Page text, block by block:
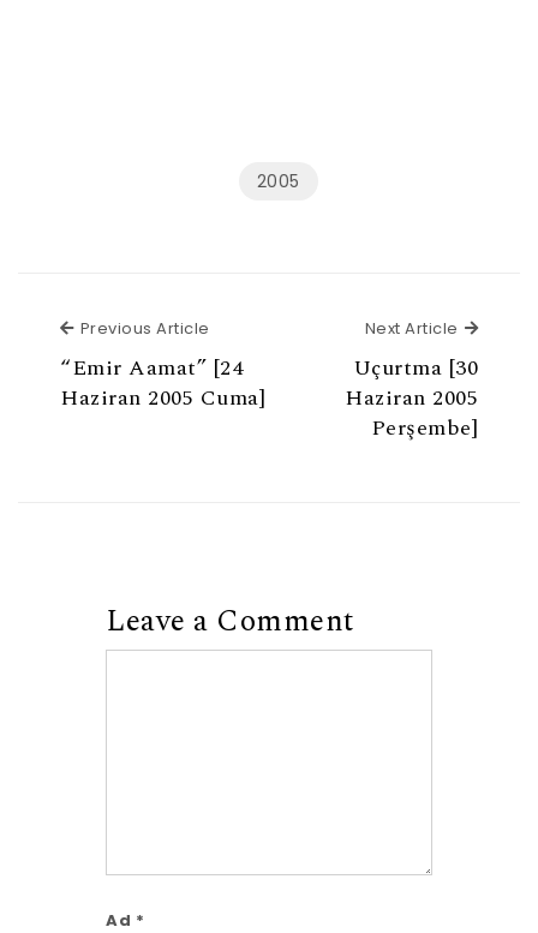
2005
Previous Article
“Emir Aamat” [24
Haziran 2005 Cuma]
Next Article Next
Uçurtma [30
Haziran 2005
Perşembe]
Leave a Comment
Ad *